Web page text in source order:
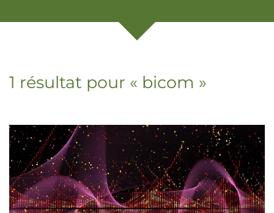
1 résultat pour « bicom »